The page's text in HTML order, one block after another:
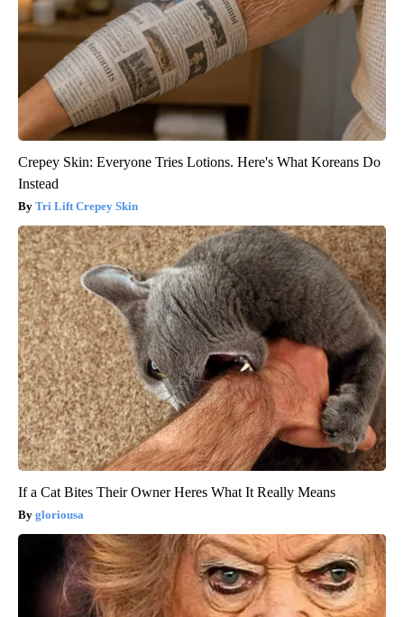
Crepey Skin: Everyone Tries Lotions. Here's What Koreans Do
Instead
Tri Lift Crepey Skin
If a Cat Bites Their Owner Heres What It Really Means
gloriousa